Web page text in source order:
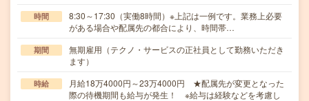
時間
8:30～17:30（実働8時間）※上記は一例です。業務上必要
がある場合や配属先の都合により、時間帯…
期間
無期雇用（テクノ・サービスの正社員として勤務いただき
ます）
時給
月給18万4000円～23万4000円 ★配属先が変更となった
際の待機期間も給与が発生！ ※給与は経験などを考慮し